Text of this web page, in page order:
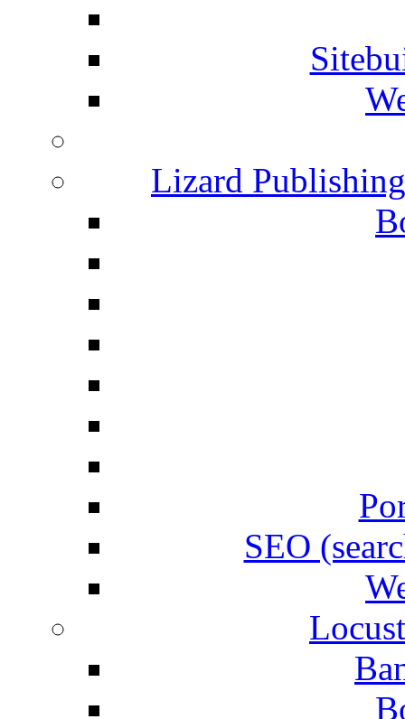
Lizard
SEO